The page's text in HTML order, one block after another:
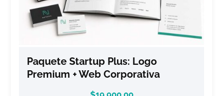
Paquete Startup Plus: Logo
Premium + Web Corporativa